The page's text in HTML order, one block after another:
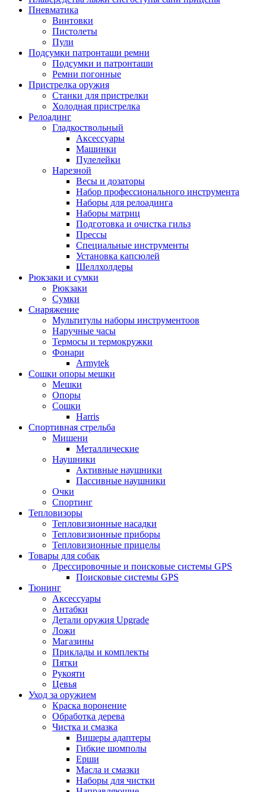
Пневматика
Винтовки
Пистолеты
Пули
Подсумки патронташи ремни
Подсумки и патронташи
Ремни погонные
Пристрелка оружия
Станки для пристрелки
Холодная пристрелка
Релоадинг
Гладкоствольный
Аксессуары
Машинки
Пулелейки
Нарезной
Весы и дозаторы
Набор профессионального инструмента
Наборы для релоадинга
Наборы матриц
Подготовка и очистка гильз
Прессы
Специальные инструменты
Установка капсюлей
Шеллхолдеры
Рюкзаки и сумки
Рюкзаки
Сумки
Снаряжение
Мультитулы наборы инструментоов
Наручные часы
Термосы и термокружки
Фонари
Armytek
Сошки опоры мешки
Мешки
Опоры
Сошки
Harris
Спортивная стрельба
Мишени
Металлические
Наушники
Активные наушники
Пассивные наушники
Очки
Спортинг
Тепловизоры
Тепловизионные насадки
Тепловизионные приборы
Тепловизионные прицелы
Товары для собак
Дрессировочные и поисковые системы GPS
Поисковые системы GPS
Тюнинг
Аксессуары
Антабки
Детали оружия Upgrade
Ложи
Магазины
Приклады и комплекты
Пятки
Рукояти
Цевья
Уход за оружием
Краска воронение
Обработка дерева
Чистка и смазка
Вишеры адаптеры
Гибкие шомполы
Ерши
Масла и смазки
Наборы для чистки